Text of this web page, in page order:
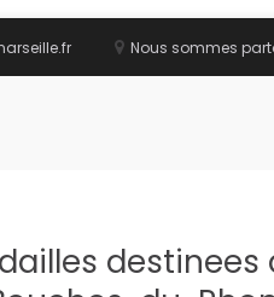
Nous sommes